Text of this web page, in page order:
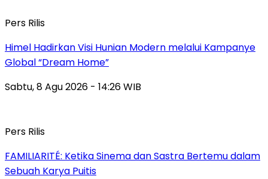
Pers Rilis
Himel Hadirkan Visi Hunian Modern melalui Kampanye
Global “Dream Home”
Sabtu, 8 Agu 2026 - 14:26 WIB
Pers Rilis
FAMILIARITÉ: Ketika Sinema dan Sastra Bertemu dalam
Sebuah Karya Puitis